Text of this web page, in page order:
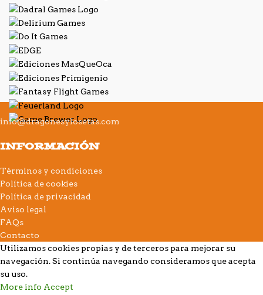
info@dragonesylosetas.com
INFORMACIÓN
Términos y condiciones
Política de cookies
Política de privacidad
Aviso legal
FAQs
Contacto
Utilizamos cookies propias y de terceros para mejorar su
navegación. Si continúa navegando consideramos que acepta
su uso.
More info Accept